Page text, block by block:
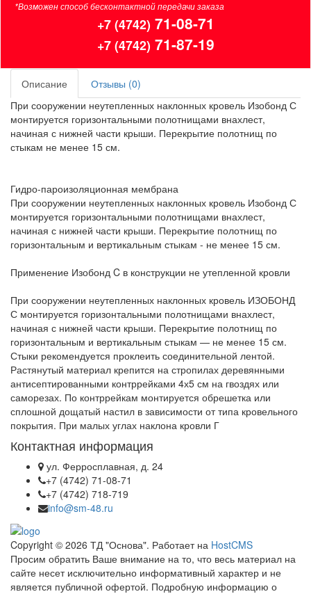
*Возможен способ бесконтактной передачи заказа
+7 (4742) 71-08-71
+7 (4742) 71-87-19
Описание
Отзывы (0)
При сооружении неутепленных наклонных кровель Изобонд С
монтируется горизонтальными полотнищами внахлест,
начиная с нижней части крыши. Перекрытие полотнищ по
стыкам не менее 15 см.
Гидро-пароизоляционная мембрана
При сооружении неутепленных наклонных кровель Изобонд С
монтируется горизонтальными полотнищами внахлест,
начиная с нижней части крыши. Перекрытие полотнищ по
горизонтальным и вертикальным стыкам - не менее 15 см.
Применение Изобонд C в конструкции не утепленной кровли
При сооружении неутепленных наклонных кровель ИЗОБОНД
С монтируется горизонтальными полотнищами внахлест,
начиная с нижней части крыши. Перекрытие полотнищ по
горизонтальным и вертикальным стыкам — не менее 15 см.
Стыки рекомендуется проклеить соединительной лентой.
Растянутый материал крепится на стропилах деревянными
антисептированными контррейками 4х5 см на гвоздях или
саморезах. По контррейкам монтируется обрешетка или
сплошной дощатый настил в зависимости от типа кровельного
покрытия. При малых углах наклона кровли Г
Контактная информация
ул. Ферросплавная, д. 24
+7 (4742) 71-08-71
+7 (4742) 718-719
info@sm-48.ru
Copyright © 2026 ТД "Основа". Работает на HostCMS
Просим обратить Ваше внимание на то, что весь материал на
сайте несет исключительно информативный характер и не
является публичной офертой. Подробную информацию о